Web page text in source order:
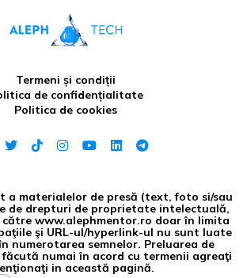
Termeni și condiții
de confidențialitate
Politica de cookies
a materialelor de presă (text, foto si/sau
de drepturi de proprietate intelectuală,
www.alephmentor.ro doar în limita
şi URL-ul/hyperlink-ul nu sunt luate
numerotarea semnelor. Preluarea de
numai în acord cu termenii agreaţi
in această pagină.